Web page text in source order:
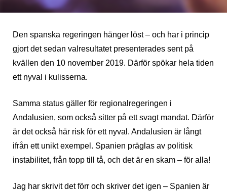
Den spanska regeringen hänger löst – och har i princip
gjort det sedan valresultatet presenterades sent på
kvällen den 10 november 2019. Därför spökar hela tiden
ett nyval i kulisserna.
Samma status gäller för regionalregeringen i
Andalusien, som också sitter på ett svagt mandat. Därför
är det också här risk för ett nyval. Andalusien är långt
ifrån ett unikt exempel. Spanien präglas av politisk
instabilitet, från topp till tå, och det är en skam – för alla!
Jag har skrivit det förr och skriver det igen – Spanien är